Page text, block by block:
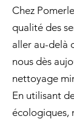
Chez
qualité des
aller au-delà
nous dès
nettoyage
En utilisant
écologiques,